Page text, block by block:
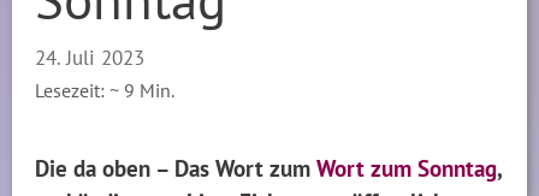
24. Juli 2023
Lesezeit: ~ 9 Min.
Die da oben – Das Wort zumWort zum Sonntag,